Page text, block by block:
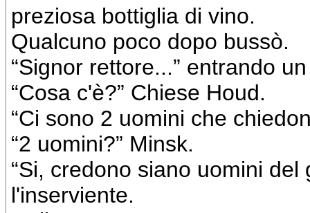
preziosa bottiglia di vino.
Qualcuno poco dopo bussò.
“Signor rettore...” entrando
“Cosa c'è?” Chiese Houd.
“Ci sono 2 uomini che
“2 uomini?” Minsk.
“Si, credono siano uomini
l'inserviente.